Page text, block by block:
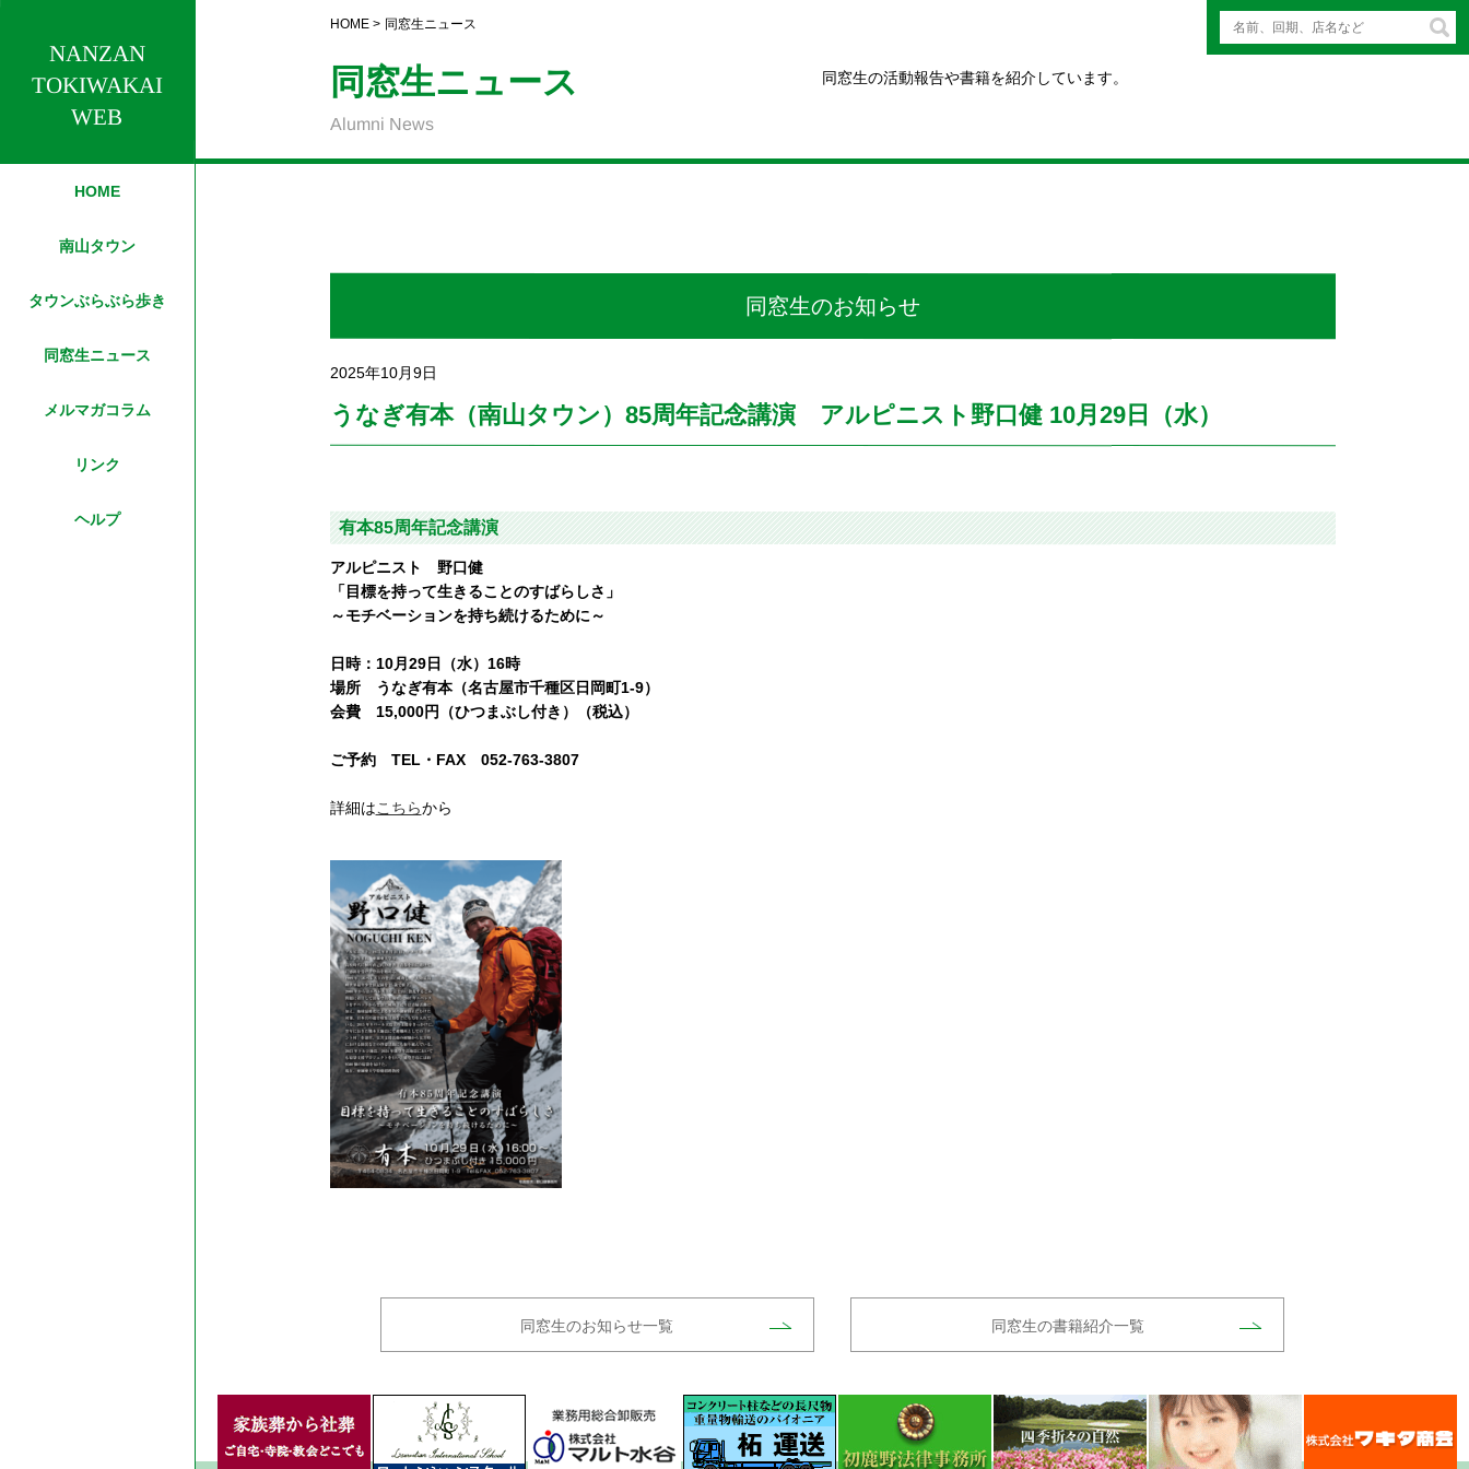
NANZAN
TOKIWAKAI
WEB
HOME
南山タウン
タウンぶらぶら歩き
同窓生ニュース
メルマガコラム
リンク
ヘルプ
HOME> 同窓生ニュース
同窓生ニュース
Alumni News
同窓生の活動報告や書籍を紹介しています。
同窓生のお知らせ
2025年10月9日
うなぎ有本（南山タウン）85周年記念講演 アルピニスト野口健 10月29日（水）
有本85周年記念講演
アルピニスト 野口健
「目標を持って生きることのすばらしさ」
～モチベーションを持ち続けるために～
日時：10月29日（水）16時
場所 うなぎ有本（名古屋市千種区日岡町1-9）
会費 15,000円（ひつまぶし付き）（税込）
ご予約 TEL・FAX 052-763-3807
詳細はこちらから
同窓生のお知らせ一覧 同窓生の書籍紹介一覧